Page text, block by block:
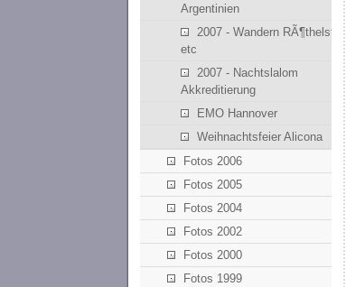
Argentinien
2007 - Wandern RÃ¶thelstein
etc
2007 - Nachtslalom
Akkreditierung
EMO Hannover
Weihnachtsfeier Alicona
Fotos 2006
Fotos 2005
Fotos 2004
Fotos 2002
Fotos 2000
Fotos 1999